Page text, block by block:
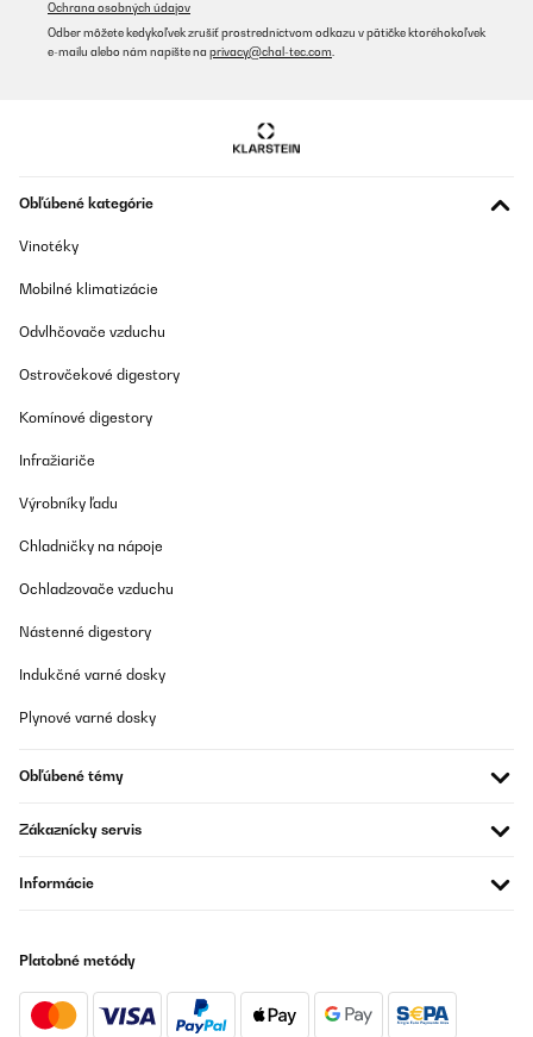
Ochrana osobných údajov
Odber môžete kedykoľvek zrušiť prostredníctvom odkazu v pätičke ktoréhokoľvek
e-mailu alebo nám napíšte na privacy@chal-tec.com
Obľúbené kategórie
Vinotéky
Mobilné klimatizácie
Odvlhčovače vzduchu
Ostrovčekové digestory
Komínové digestory
Infražiariče
Výrobníky ľadu
Chladničky na nápoje
Ochladzovače vzduchu
Nástenné digestory
Indukčné varné dosky
Plynové varné dosky
Obľúbené témy
Zákaznícky servis
Informácie
Platobné metódy